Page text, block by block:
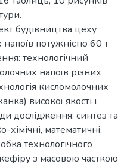
будівництва цеху
потужністю 60 т
технологічний
напоїв різних
кисломолочних
високої якості і
дослідження: синтез та
хімічні, математичні.
технологічного
з масовою часткою